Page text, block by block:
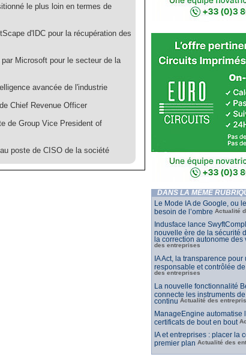
le plus loin en termes de
d'IDC pour la récupération des
par Microsoft pour le secteur de la
avancée de l'industrie
Chief Revenue Officer
de Group Vice President of
poste de CISO de la société
DANS LA MÊME
Le Mode IA de Google, ou
besoin de l’ombre Actualité
Indusface lance
nouvelle ère de la sécurité
la correction autonome des
des entreprises
IA Act, la transparence
responsable et contrôlée de
des entreprises
La nouvelle fonctionnalité
connecte les instruments de
continu Actualité des
ManageEngine automatise
certificats de bout en bout
IA et entreprises : placer la
premier plan Actualité des